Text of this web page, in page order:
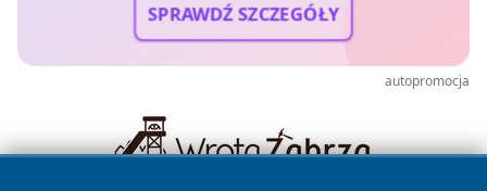
SPRAWDŹ SZCZEGÓŁY
autopromocja